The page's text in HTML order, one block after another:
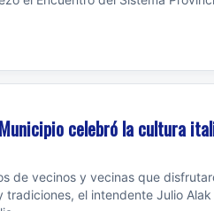
celebró la cultura
de vecinos y vecinas que
tradiciones, el intendente Julio